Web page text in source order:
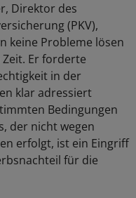
Direktor des
(PKV),
keine Probleme lösen
Er forderte
in der
klar adressiert
Bedingungen
der nicht wegen
erfolgt, ist ein Eingriff
für die